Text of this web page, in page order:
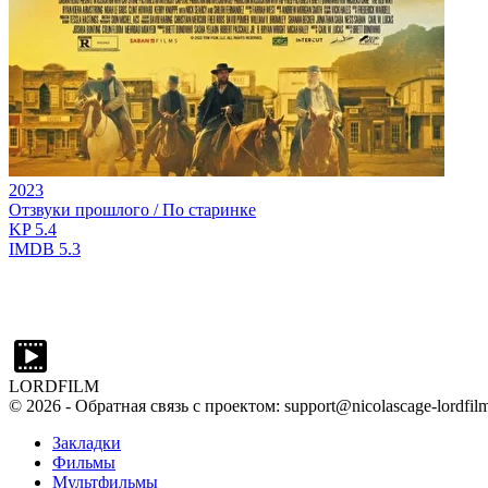
2023
Отзвуки прошлого / По старинке
KP5.4
IMDB 5.3
LORDFILM
© 2026 - Обратная связь с проектом: support@nicolascage-
Закладки
Фильмы
Мультфильмы